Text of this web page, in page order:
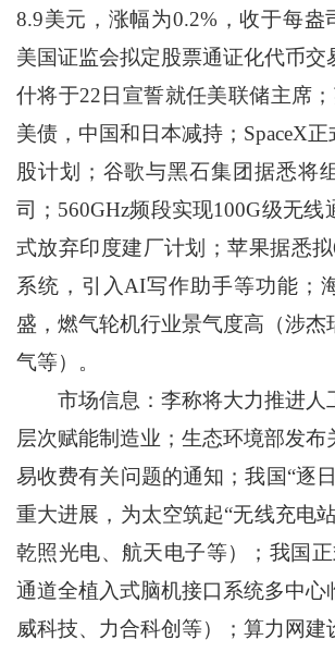
8.9美元，涨幅为0.2%，收于每盎
美国证监会拟定股票通证化代币交
什将于22日宣誓就任美联储主席
美债，中国和日本减持；SpaceX正
股计划；谷歌与黑石集团据悉将
司；560GHz频段实现100G级无线
式放弃印度建厂计划；苹果据悉
系统，引入AI写作助手等功能；
盛，燃气轮机行业景气度高（涉杰
气等）。
市场信息：李称将大力推进人
层次赋能制造业；生态环境部发布
易收费有关问题的通知；我国“逐
重大进展，为太空筑起“无线充电
乾照光电、航天电子等）；我国
通道全植入式脑机接口系统多中心
威科技、力合科创等）；算力网建